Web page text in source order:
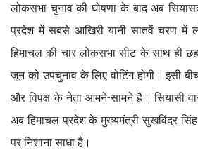
लोकसभा चुनाव की घोषणा के बाद अब
प्रदेश में सबसे आखिरी यानी सातवें चरण में
हिमाचल की चार लोकसभा सीट के साथ ही
जून को उपचुनाव के लिए वोटिंग होगी। इसी
और विपक्ष के नेता आमने-सामने हैं। सियासी
अब हिमाचल प्रदेश के मुख्यमंत्री सुखविंद्र
पर निशाना साधा है।